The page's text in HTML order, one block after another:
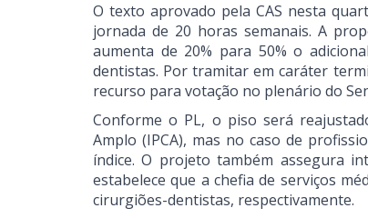
O texto aprovado pela CAS nesta
jornada de 20 horas semanais. A
aumenta de 20% para 50% o
dentistas. Por tramitar em caráter
recurso para votação no plenário do
Conforme o PL, o piso será
Amplo (IPCA), mas no caso de
índice. O projeto também assegura
estabelece que a chefia de serviços
cirurgiões-dentistas, respectivamente.